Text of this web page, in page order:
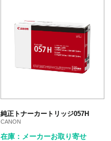
純正トナーカートリッジ057H
CANON
在庫：メーカーお取り寄せ